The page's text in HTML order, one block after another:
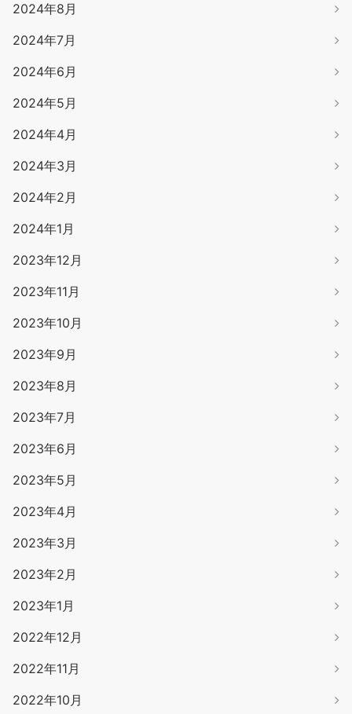
2024年8月
2024年7月
2024年6月
2024年5月
2024年4月
2024年3月
2024年2月
2024年1月
2023年12月
2023年11月
2023年10月
2023年9月
2023年8月
2023年7月
2023年6月
2023年5月
2023年4月
2023年3月
2023年2月
2023年1月
2022年12月
2022年11月
2022年10月